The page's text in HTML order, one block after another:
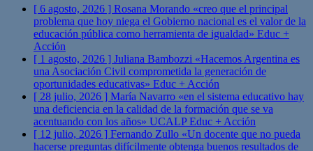
[ 6 agosto, 2026 ] Rosana Morando «creo que el principal
problema que hoy niega el Gobierno nacional es el valor de la
educación pública como herramienta de igualdad» Educ +
Acción
[ 1 agosto, 2026 ] Juliana Bambozzi «Hacemos Argentina es
una Asociación Civil comprometida la generación de
oportunidades educativas» Educ + Acción
[ 28 julio, 2026 ] María Navarro «en el sistema educativo hay
una deficiencia en la calidad de la formación que se va
acentuando con los años» UCALPEduc + Acción
[ 12 julio, 2026 ] Fernando Zullo «Un docente que no pueda
hacerse preguntas difícilmente obtenga buenos resultados de